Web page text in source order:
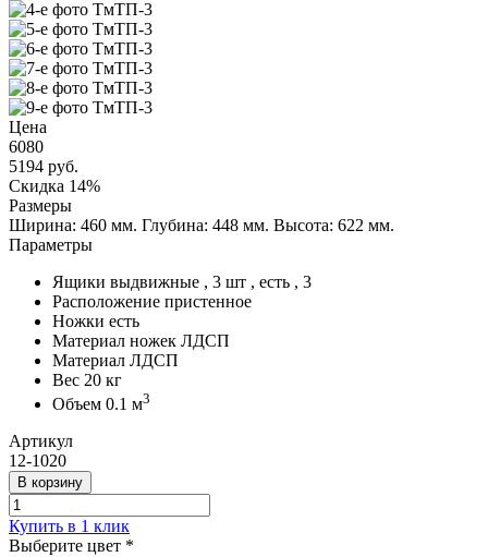
Цена
6080
5194 руб.
Скидка 14%
Размеры
Ширина: 460 мм. Глубина: 448 мм. Высота: 622 мм.
Параметры
Ящики выдвижные , 3 шт , есть , 3
Расположение пристенное
Ножки есть
Материал ножек ЛДСП
Материал ЛДСП
Вес 20 кг
Объем 0.1 м3
Артикул
12-1020
В корзину
Купить в 1 клик
Выберите цвет *